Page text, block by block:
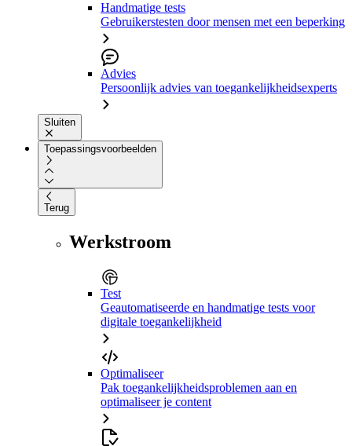
Handmatige tests
Gebruikerstesten door mensen met een beperking
Advies
Persoonlijk advies van toegankelijkheidsexperts
Sluiten
Toepassingsvoorbeelden
Terug
Werkstroom
Test
Geautomatiseerde en handmatige tests voor
digitale toegankelijkheid
Optimaliseer
Pak toegankelijkheidsproblemen aan en
optimaliseer je content